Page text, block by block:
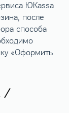
ЮKassa
после
способа
«Оформить
/